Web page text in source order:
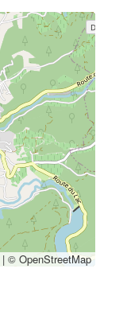
| © OpenStreetMap